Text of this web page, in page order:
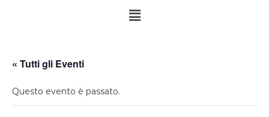
« Tutti gli Eventi
Questo evento è passato.